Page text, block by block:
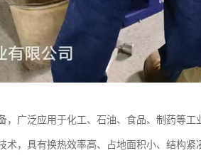
广泛应用于化工、石油、食品、制药等工
术，具有换热效率高、占地面积小、结构